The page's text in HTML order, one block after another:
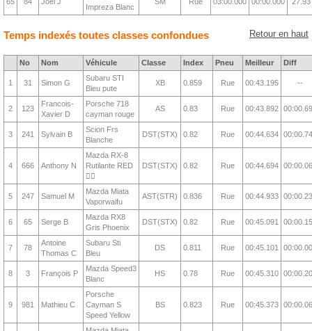
Impreza Blanc
Temps indexés toutes classes confondues Retour en haut
No Nom Véhicule Classe Index Pneu Meilleur Diff
1 31 Simon G
Subaru STI
Bleu pute
XB 0.859 Rue 00:43.195 --
2 123
Francois-
Xavier D
Porsche 718
cayman rouge
AS 0.83 Rue 00:43.892
3 241 Sylvain B
Scion Frs
Blanche
DST(STX) 0.82 Rue 00:44.634
4 666 Anthony N
Mazda RX-8
Rutilante RED
❤️‍🔥
DST(STX) 0.82 Rue 00:44.694
5 247 Samuel M
Mazda Miata
Vaporwaifu
AST(STR) 0.836 Rue 00:44.933
6 65 Serge B
Mazda RX8
Gris Phoenix
DST(STX) 0.82 Rue 00:45.091
7 78
Antoine
Thomas C
Subaru Sti
Bleu
DS 0.811 Rue 00:45.101
8 3 François P
Mazda Speed3
Blanc
HS 0.78 Rue 00:45.310
9 981 Mathieu C
Porsche
Cayman S
Speed Yellow
BS 0.823 Rue 00:45.373